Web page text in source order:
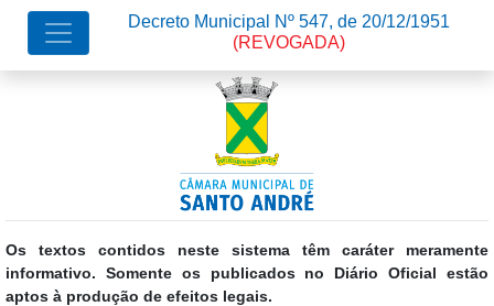
Os textos contidos neste sistema têm caráter meramente
informativo. Somente os publicados no Diário Oficial estão
aptos à produção de efeitos legais.
Decreto Municipal Nº 547, de 20/12/1951
(REVOGADA)